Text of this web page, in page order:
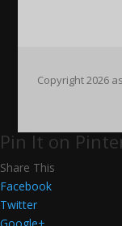
Copyright 2026
Pin It on
Share This
Facebook
Twitter